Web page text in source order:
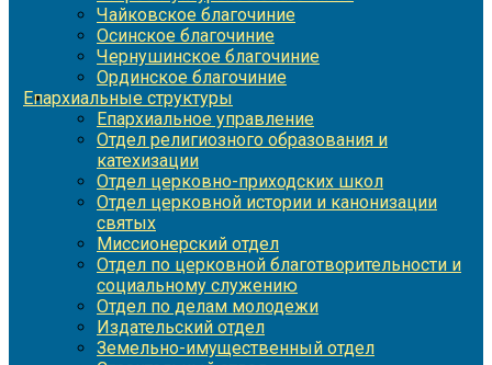
Чайковское благочиние
Осинское благочиние
Чернушинское благочиние
Ординское благочиние
Епархиальные структуры
Епархиальное управление
Отдел религиозного образования и
катехизации
Отдел церковно-приходских школ
Отдел церковной истории и канонизации
святых
Миссионерский отдел
Отдел по церковной благотворительности и
социальному служению
Отдел по делам молодежи
Издательский отдел
Земельно-имущественный отдел